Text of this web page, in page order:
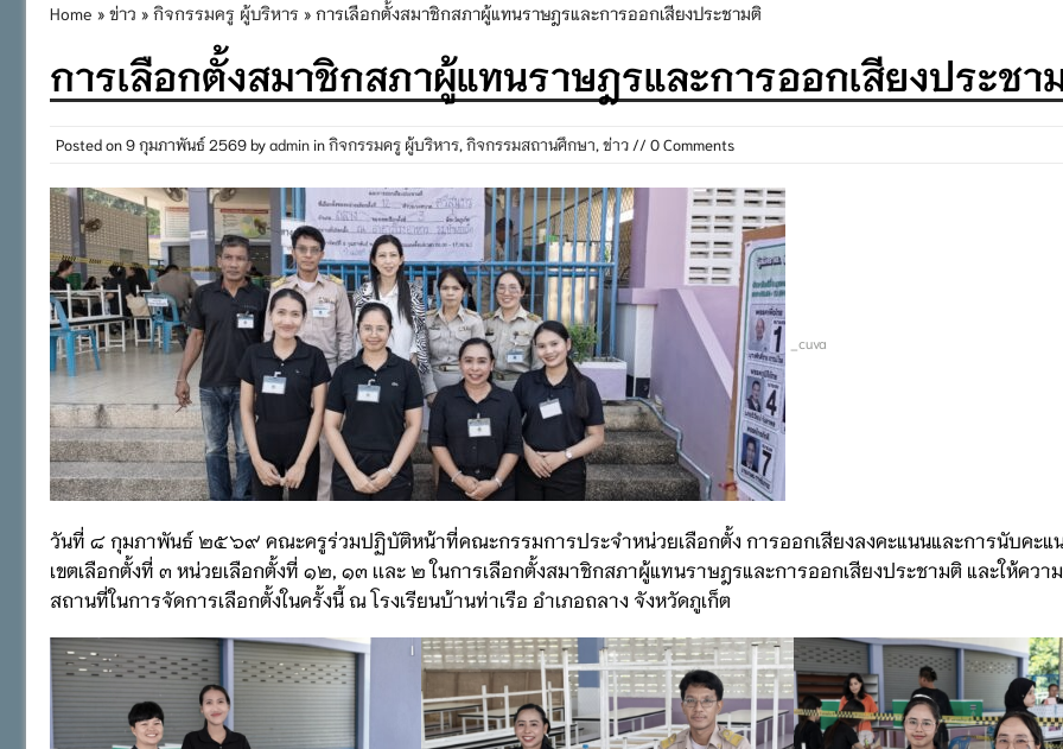
31 กรกฎาคม 2569 in กิจกรรมครู ผู้บริหาร //
พิธีถวายเครื่องราชสักการะ วางพานพุ่ม และจุดเทียนถวายพระพรชัยมงคล เนื่องในโอกา
๒๕๖๙
31 กรกฎาคม 2569 in กิจกรรมนักเรียน //กิจกรรมถวายเทียนพรรษา สืบสานพระพุทธศาสนา เนื่องในวันอาสาฬหบูชาและวันเข้าพรรษา
31 กรกฎาคม 2569 in กิจกรรมนักเรียน // กิจกรรม SAFETY FOR KIDS เสริมสร้างวินัยและความปลอดภัยในการใช้รถใช้ถนน
Home » ข่าว » กิจกรรมครู ผู้บริหาร » การเลือกตั้งสมาชิกสภาผู้แทนราษฎรและการออกเสียงประชามติ
การเลือกตั้งสมาชิกสภาผู้แทนราษฎรและการออกเสียงประชา
Posted on9 กุมภาพันธ์ 2569byadmininกิจกรรมครู ผู้บริหาร, กิจกรรมสถานศึกษา, ข่าว // 0 Comments
_cuva
วันที่ ๘ กุมภาพันธ์ ๒๕๖๙ คณะครูร่วมปฏิบัติหน้าที่คณะกรรมการประจำหน่วยเลือกตั้ง การออกเสียงลงคะแนนและการนับคะแ
เขตเลือกตั้งที่ ๓ หน่วยเลือกตั้งที่ ๑๒, ๑๓ เเละ ๒ ในการเลือกตั้งสมาชิกสภาผู้แทนราษฎรและการออกเสียงประชามติ และให้ควา
สถานที่ในการจัดการเลือกตั้งในครั้งนี้ ณ โรงเรียนบ้านท่าเรือ อำเภอถลาง จังหวัดภูเก็ต